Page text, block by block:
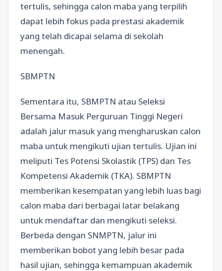
tertulis, sehingga calon maba yang terpilih
dapat lebih fokus pada prestasi akademik
yang telah dicapai selama di sekolah
menengah.
SBMPTN
Sementara itu, SBMPTN atau Seleksi
Bersama Masuk Perguruan Tinggi Negeri
adalah jalur masuk yang mengharuskan calon
maba untuk mengikuti ujian tertulis. Ujian ini
meliputi Tes Potensi Skolastik (TPS) dan Tes
Kompetensi Akademik (TKA). SBMPTN
memberikan kesempatan yang lebih luas bagi
calon maba dari berbagai latar belakang
untuk mendaftar dan mengikuti seleksi.
Berbeda dengan SNMPTN, jalur ini
memberikan bobot yang lebih besar pada
hasil ujian, sehingga kemampuan akademik